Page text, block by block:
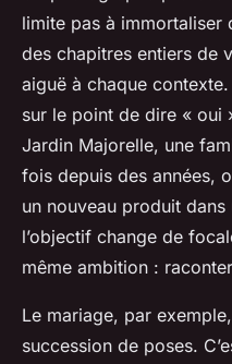
limite pas à immortaliser
des chapitres entiers de
aiguë à chaque
sur le point de dire « oui
Jardin Majorelle, une
fois depuis des années,
un nouveau produit
l’objectif change de
même ambition :
Le mariage, par
succession de poses.